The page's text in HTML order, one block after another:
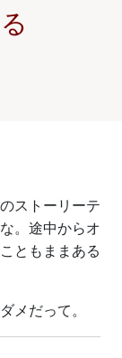
ストーリーテ
。途中からオ
ともままある
メだって。